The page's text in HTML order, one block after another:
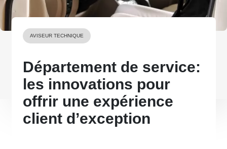
AVISEUR TECHNIQUE
Département de service:
les innovations pour
offrir une expérience
client d’exception